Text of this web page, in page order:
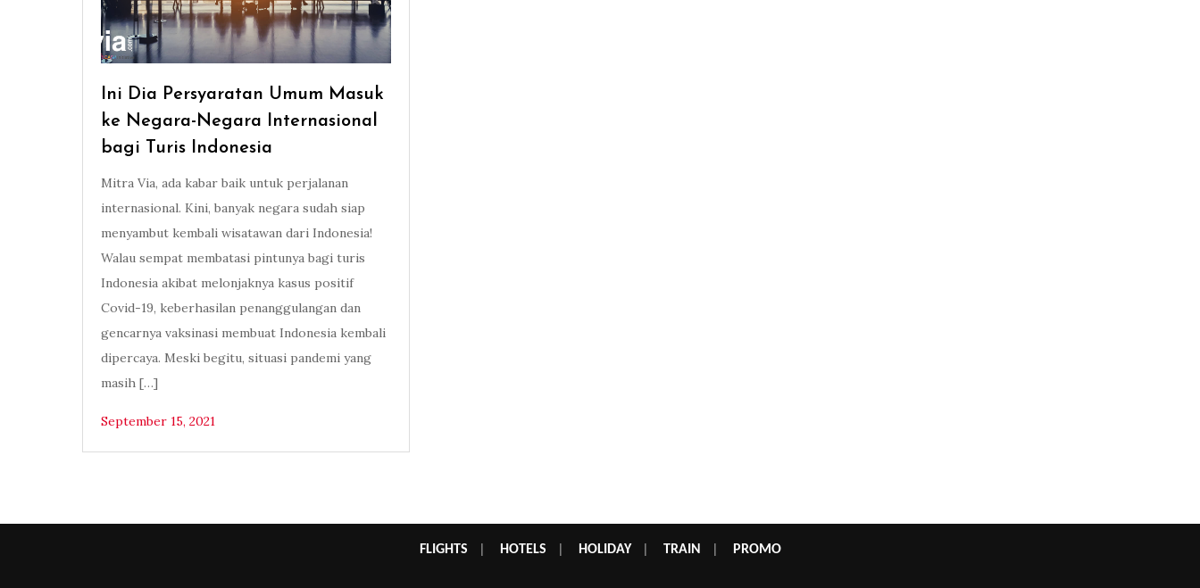
Ini Dia Persyaratan Umum Masuk
ke Negara-Negara Internasional
bagi Turis Indonesia
Mitra Via, ada kabar baik untuk perjalanan
internasional. Kini, banyak negara sudah siap
menyambut kembali wisatawan dari Indonesia!
Walau sempat membatasi pintunya bagi turis
Indonesia akibat melonjaknya kasus positif
Covid-19, keberhasilan penanggulangan dan
gencarnya vaksinasi membuat Indonesia kembali
dipercaya. Meski begitu, situasi pandemi yang
masih […]
September 15, 2021
FLIGHTS HOTELS HOLIDAY| TRAIN PROMO